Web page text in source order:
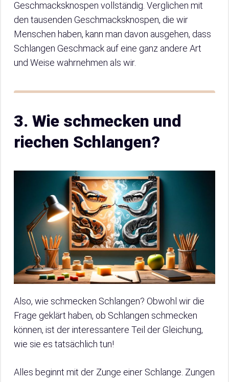
Geschmacksknospen vollständig. Verglichen mit
den tausenden Geschmacksknospen, die wir
Menschen haben, kann man davon ausgehen, dass
Schlangen Geschmack auf eine ganz andere Art
und Weise wahrnehmen als wir.
3. Wie schmecken und
riechen Schlangen?
Also, wie schmecken Schlangen? Obwohl wir die
Frage geklärt haben, ob Schlangen schmecken
können, ist der interessantere Teil der Gleichung,
wie sie es tatsächlich tun!
Alles beginnt mit der Zunge einer Schlange. Zungen